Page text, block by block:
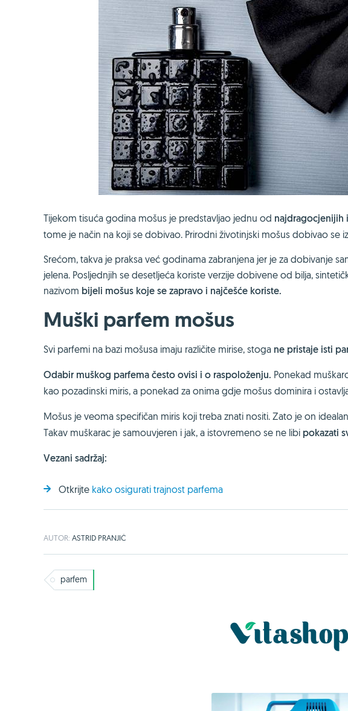
Tijekom tisuća godina mošus je predstavljao jednu od najdragocjenijih
tome je način na koji se dobivao. Prirodni životinjski mošus dobivao se
Srećom, takva je praksa već godinama zabranjena jer je za dobivanje
jelena. Posljednjih se desetljeća koriste verzije dobivene od bilja,
nazivom bijeli mošus koje se zapravo i najčešće koriste.
Muški parfem mošus
Svi parfemi na bazi mošusa imaju različite mirise, stoga ne pristaje isti
Odabir muškog parfema često ovisi i o raspoloženju. Ponekad
kao pozadinski miris, a ponekad za onima gdje mošus dominira i
Mošus je veoma specifičan miris koji treba znati nositi. Zato je on
Takav muškarac je samouvjeren i jak, a istovremeno se ne libi pokazati
Vezani sadržaj:
Otkrijte kako osigurati trajnost parfema
AUTOR: ASTRID PRANJIĆ
parfem